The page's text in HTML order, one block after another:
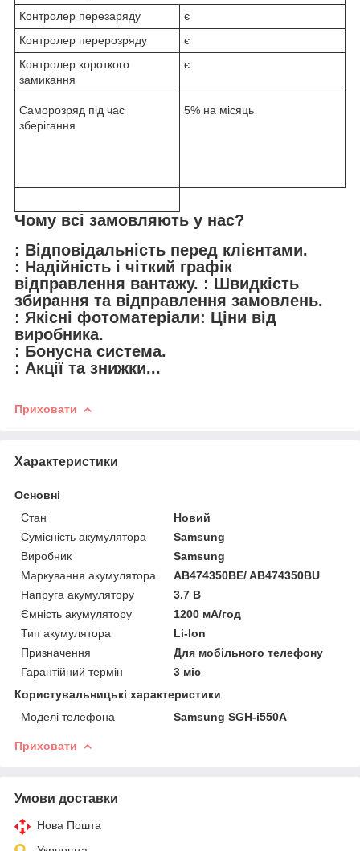
Контролер перезаряду
є
Контролер перерозряду
є
Контролер короткого
замикання
є
Саморозряд під час
зберігання
5% на місяць
Чому всі замовляють у нас?
: Відповідальність перед клієнтами.
: Надійність і чіткий графік
відправлення вантажу. : Швидкість
збирання та відправлення замовлень.
: Якісні фотоматеріали: Ціни від
виробника.
: Бонусна система.
: Акції та знижки...
Приховати
Характеристики
Основні
Стан
Новий
Сумісність акумулятора
Samsung
Виробник
Samsung
Маркування акумулятора
AB474350BE/ AB474350BU
Напруга акумулятору
3.7 В
Ємність акумулятору
1200 мА/год
Тип акумулятора
Li-Ion
Призначення
Для мобільного телефону
Гарантійний термін
3 міс
Користувальницькі характеристики
Моделі телефона
Samsung SGH-i550A
Приховати
Умови доставки
Нова Пошта